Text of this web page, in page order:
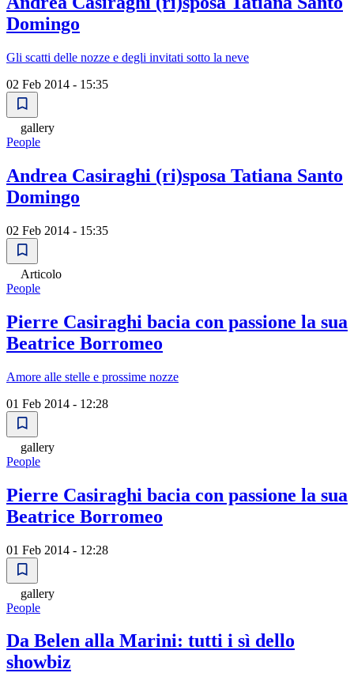
Domingo
Gli scatti delle nozze e degli invitati sotto la neve
02 Feb 2014 - 15:35
gallery
People
Andrea Casiraghi (ri)sposa Tatiana Santo
Domingo
02 Feb 2014 - 15:35
Articolo
People
Pierre Casiraghi bacia con passione la sua
Beatrice Borromeo
Amore alle stelle e prossime nozze
01 Feb 2014 - 12:28
gallery
People
Pierre Casiraghi bacia con passione la sua
Beatrice Borromeo
01 Feb 2014 - 12:28
gallery
People
Da Belen alla Marini: tutti i sì dello
showbiz